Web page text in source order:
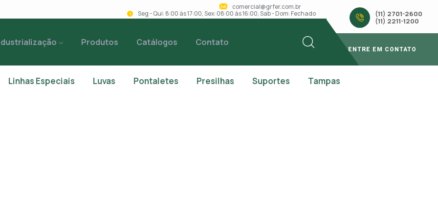
comercial@grfer.com.br
Seg - Qui: 8:00 às 17:00, Sex: 08:00 às 16:00, Sab - Dom: Fechado
(11) 2701-2600
(11) 2211-1200
Produtos Catálogos Contato
ENTRE EM CONTATO
Linhas Especiais Luvas Pontaletes Presilhas Suportes Tampas